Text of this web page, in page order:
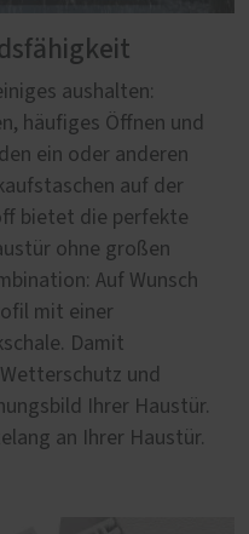
aushalten:
häufiges Öffnen und
ein oder anderen
auf der
bietet die perfekte
ohne großen
Auf Wunsch
mit einer
Damit
und
Ihrer Haustür.
an Ihrer Haustür.